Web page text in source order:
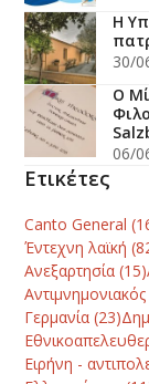
Η
30/
Ο
06/
Ετικέτες
Canto General
Έντεχνη λαϊκή
Ανεξαρτησία (15)
Γερμανία (23)
Ειρήνη -